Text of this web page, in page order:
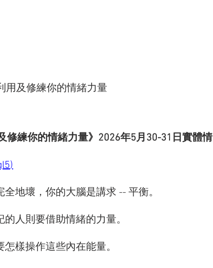
用及修練你的情緒力量
修練你的情緒力量》2026年5月30-31日實體情
)
地壞，你的大腦是講求 -- 平衡。
人則要借助情緒的力量。
樣操作這些內在能量。